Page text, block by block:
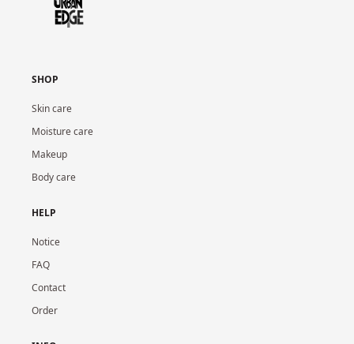
SHOP
Skin care
Moisture care
Makeup
Body care
HELP
Notice
FAQ
Contact
Order